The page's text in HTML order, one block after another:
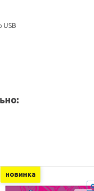
USB
новинка